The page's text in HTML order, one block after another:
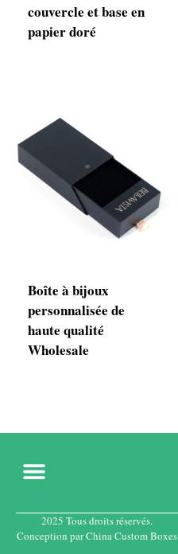
couvercle et base en
papier doré
Boîte à bijoux
personnalisée de
haute qualité
Wholesale
2025 Tous droits réservés.
Conception par China Custom Boxes